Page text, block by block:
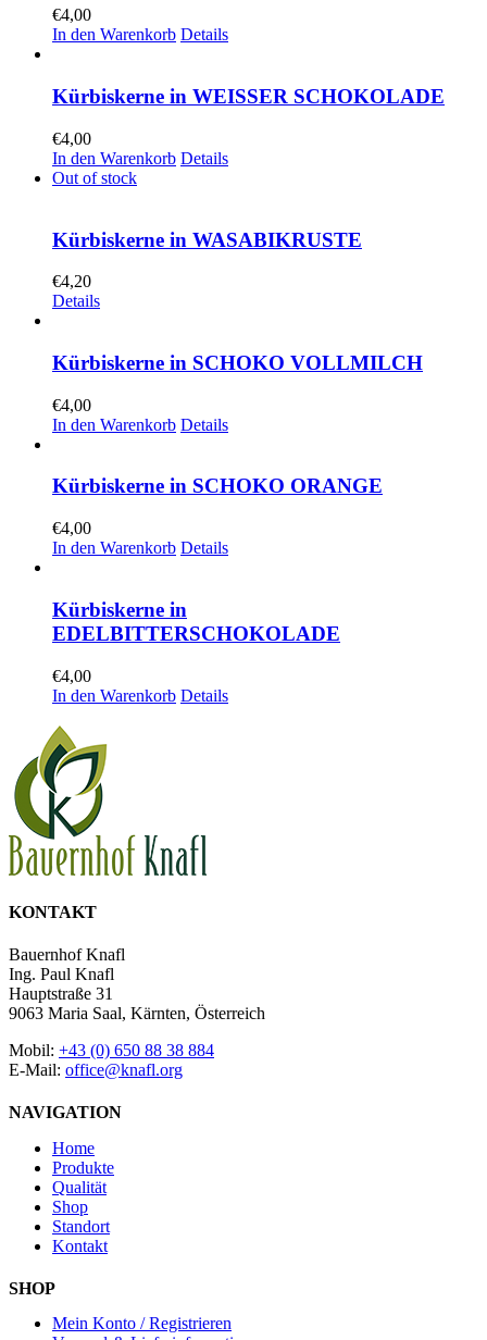
€4,00
In den Warenkorb Details
Kürbiskerne in WEISSER SCHOKOLADE
€4,00
In den Warenkorb Details
Out of stock
Kürbiskerne in WASABIKRUSTE
€4,20
Details
Kürbiskerne in SCHOKO VOLLMILCH
€4,00
In den Warenkorb Details
Kürbiskerne in SCHOKO ORANGE
€4,00
In den Warenkorb Details
Kürbiskerne in
EDELBITTERSCHOKOLADE
€4,00
In den Warenkorb Details
KONTAKT
Bauernhof Knafl
Ing. Paul Knafl
Hauptstraße 31
9063 Maria Saal, Kärnten, Österreich
Mobil: +43 (0) 650 88 38 884
E-Mail: office@knafl.org
NAVIGATION
Home
Produkte
Qualität
Shop
Standort
Kontakt
SHOP
Mein Konto / Registrieren